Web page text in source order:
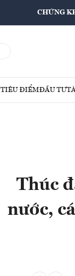
CHỨNG
TIÊU ĐIỂMĐẦU TƯ
Thúc
nước,